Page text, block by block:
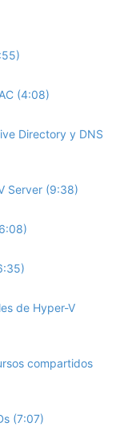
(4:08)
Directory y DNS
Server (9:38)
de Hyper-V
compartidos
(7:07)